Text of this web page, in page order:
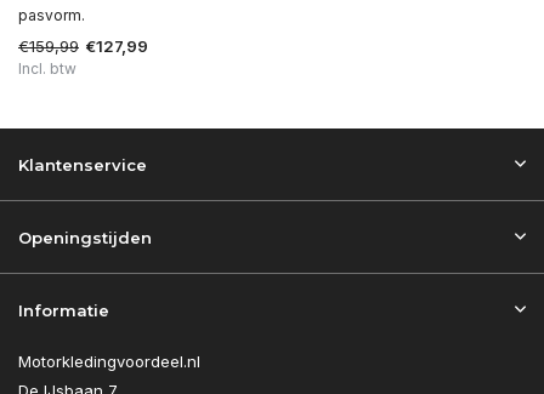
pasvorm.
€159,99 €127,99
Incl. btw
Klantenservice
Openingstijden
Informatie
Motorkledingvoordeel.nl